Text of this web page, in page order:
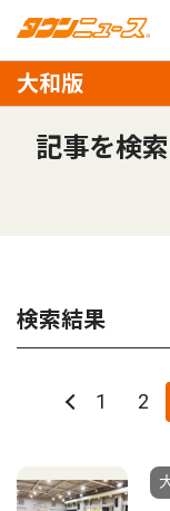
大和版
記事を検
検索結果
1 2